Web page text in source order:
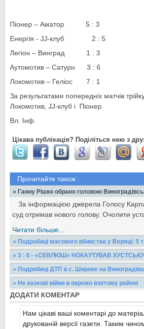
Піонер – Аматор 5 : 3
Енергія - JJ-клуб 2 : 5
Легіон – Винград 1 : 3
Аутомотив – Сатурн 3 : 6
Локомотив – Геліос 7 : 1
За результатами попередніх матчів
Локомотив, JJ-клуб і Піонер.
Вл. Інф.
Цікава публікація? Поділіться нею з
Прочитайте також :
» Ганну Рішко обрано головою
За інформацією джерела Голосу
суд отримав нового голову. Очолити
Читати більше...
» Подробиці масового вбивства у Веряці: 5
У селі Веряця .У підпаленій хаті в
інформацією — з перерізаними
Читати більше...
» 3 : 0 - «СЕВЛЮШ» НОКАУТУВАВ
Чемпіонат області з футболу сьогодні
Виноградові. Всього у вищій лізі
Читати більше...
» Подробиці ДТП в с. Широке на
Як повідомив речник УМВС України у
Широке, Виноградівського району,
Читати більше...
» Не казкові війни в окремо взятому районі
Представлення цього тижня нового
Любки викликало двоякі почуття. З
Читати більше...
ДОДАТИ КОМЕНТАР
Нам цікаві ваші коментарі до
друкованій версії газети. Таким